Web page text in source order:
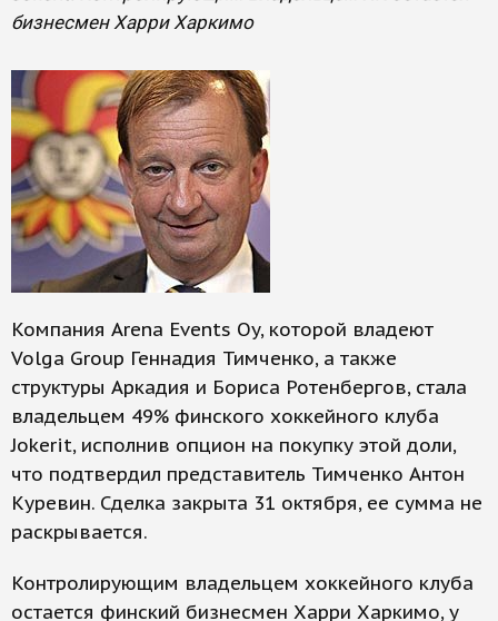
бизнесмен Харри Харкимо
Компания Arena Events Oy, которой владеют
Volga Group Геннадия Тимченко, а также
структуры Аркадия и Бориса Ротенбергов, стала
владельцем 49% финского хоккейного клуба
Jokerit, исполнив опцион на покупку этой доли,
что подтвердил представитель Тимченко Антон
Куревин. Сделка закрыта 31 октября, ее сумма не
раскрывается.
Контролирующим владельцем хоккейного клуба
остается финский бизнесмен Харри Харкимо, у